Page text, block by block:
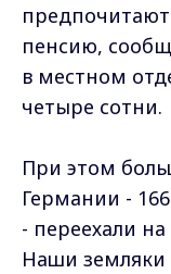
пенсию,
в местном
четыре сотни.
При этом
Германии -
- переехали
Наши земляки